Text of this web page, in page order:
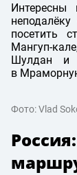
посетить
Мангуп-
Шулдан и
в
Фото: Vlad